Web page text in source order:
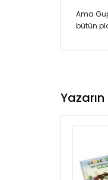
Ama
bütün
Yazarın